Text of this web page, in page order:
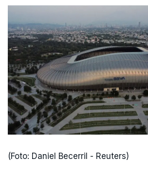
(Foto: Daniel Becerril - Reuters)